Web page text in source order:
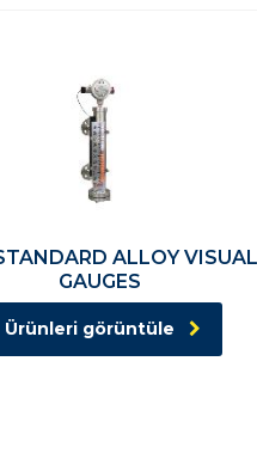
ALLOY
GAUGES
Ürünleri görüntüle